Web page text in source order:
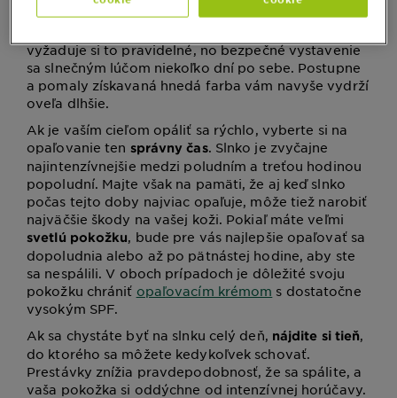
Túžite po krásnej hnedej pokožke? Opáliť sa do
vyžaduje si to pravidelné, no bezpečné vystavenie
sa slnečným lúčom niekoľko dní po sebe. Postupne
a pomaly získavaná hnedá farba vám navyše vydrží
oveľa dlhšie.
Ak je vaším cieľom opáliť sa rýchlo, vyberte si na
opaľovanie ten správny čas. Slnko je zvyčajne
najintenzívnejšie medzi poludním a treťou hodinou
popoludní. Majte však na pamäti, že aj keď slnko
počas tejto doby najviac opaľuje, môže tiež narobiť
najväčšie škody na vašej koži. Pokiaľ máte veľmi
svetlú pokožku, bude pre vás najlepšie opaľovať sa
dopoludnia alebo až po pätnástej hodine, aby ste
sa nespálili. V oboch prípadoch je dôležité svoju
pokožku chrániť opaľovacím krémom s dostatočne
vysokým SPF.
Ak sa chystáte byť na slnku celý deň, nájdite si tieň,
do ktorého sa môžete kedykoľvek schovať.
Prestávky znížia pravdepodobnosť, že sa spálite, a
vaša pokožka si oddýchne od intenzívnej horúčavy.